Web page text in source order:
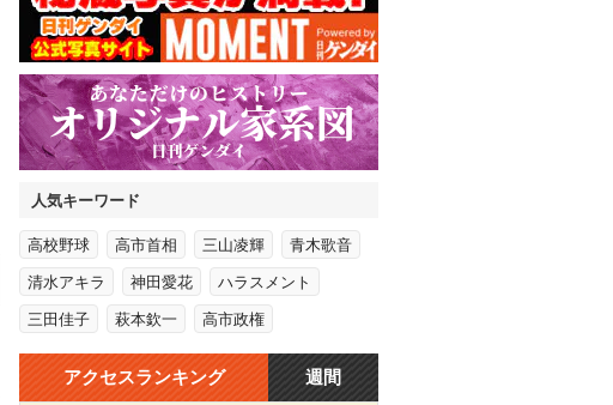
人気キーワード
高校野球 高市首相 三山凌輝 青木歌音
清水アキラ 神田愛花 ハラスメント
三田佳子 萩本欽一 高市政権
アクセスランキング 週間